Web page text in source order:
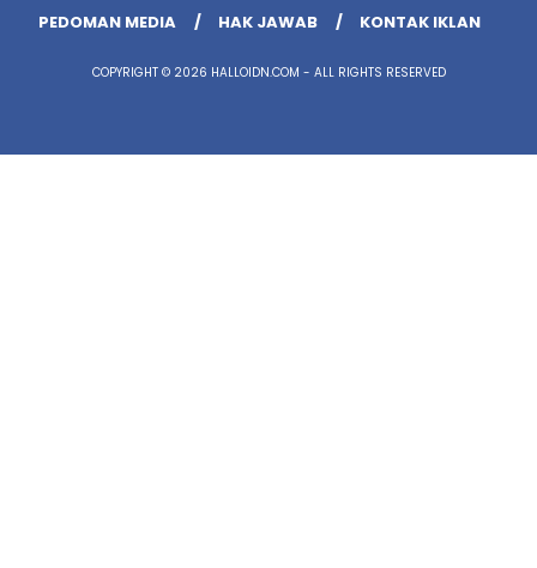
PEDOMAN MEDIA
HAK JAWAB KONTAK IKLAN
COPYRIGHT © 2026 HALLOIDN.COM - ALL RIGHTS RESERVED